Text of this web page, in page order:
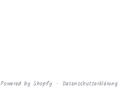
Powered by Shopify Datenschutzerklärung